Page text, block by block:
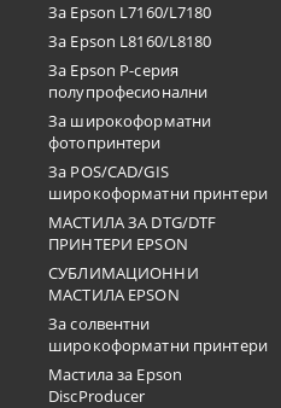
За Epson L7160/L7180
За Epson L8160/L8180
За Epson P-серия
полупрофесионални
За широкоформатни
фотопринтери
За POS/CAD/GIS
широкоформатни принтери
МАСТИЛА ЗА DTG/DTF
ПРИНТЕРИ EPSON
СУБЛИМАЦИОННИ
МАСТИЛА EPSON
За солвентни
широкоформатни принтери
Мастила за Epson
DiscProducer